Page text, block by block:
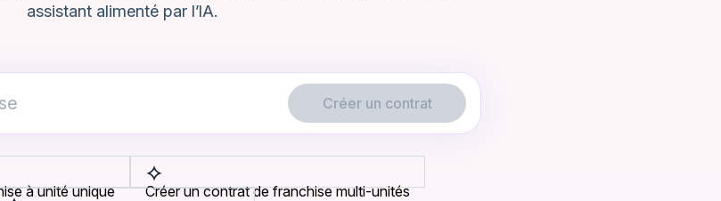
assistant alimenté par l’IA.
Créer un contrat
à unité unique
Créer un contrat de franchise multi-unités